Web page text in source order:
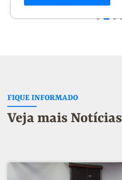
FIQUE INFORMADO
Veja mais Notícias